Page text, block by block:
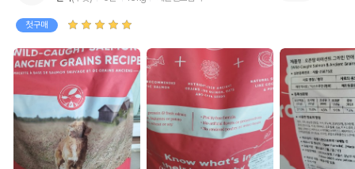
첫구매